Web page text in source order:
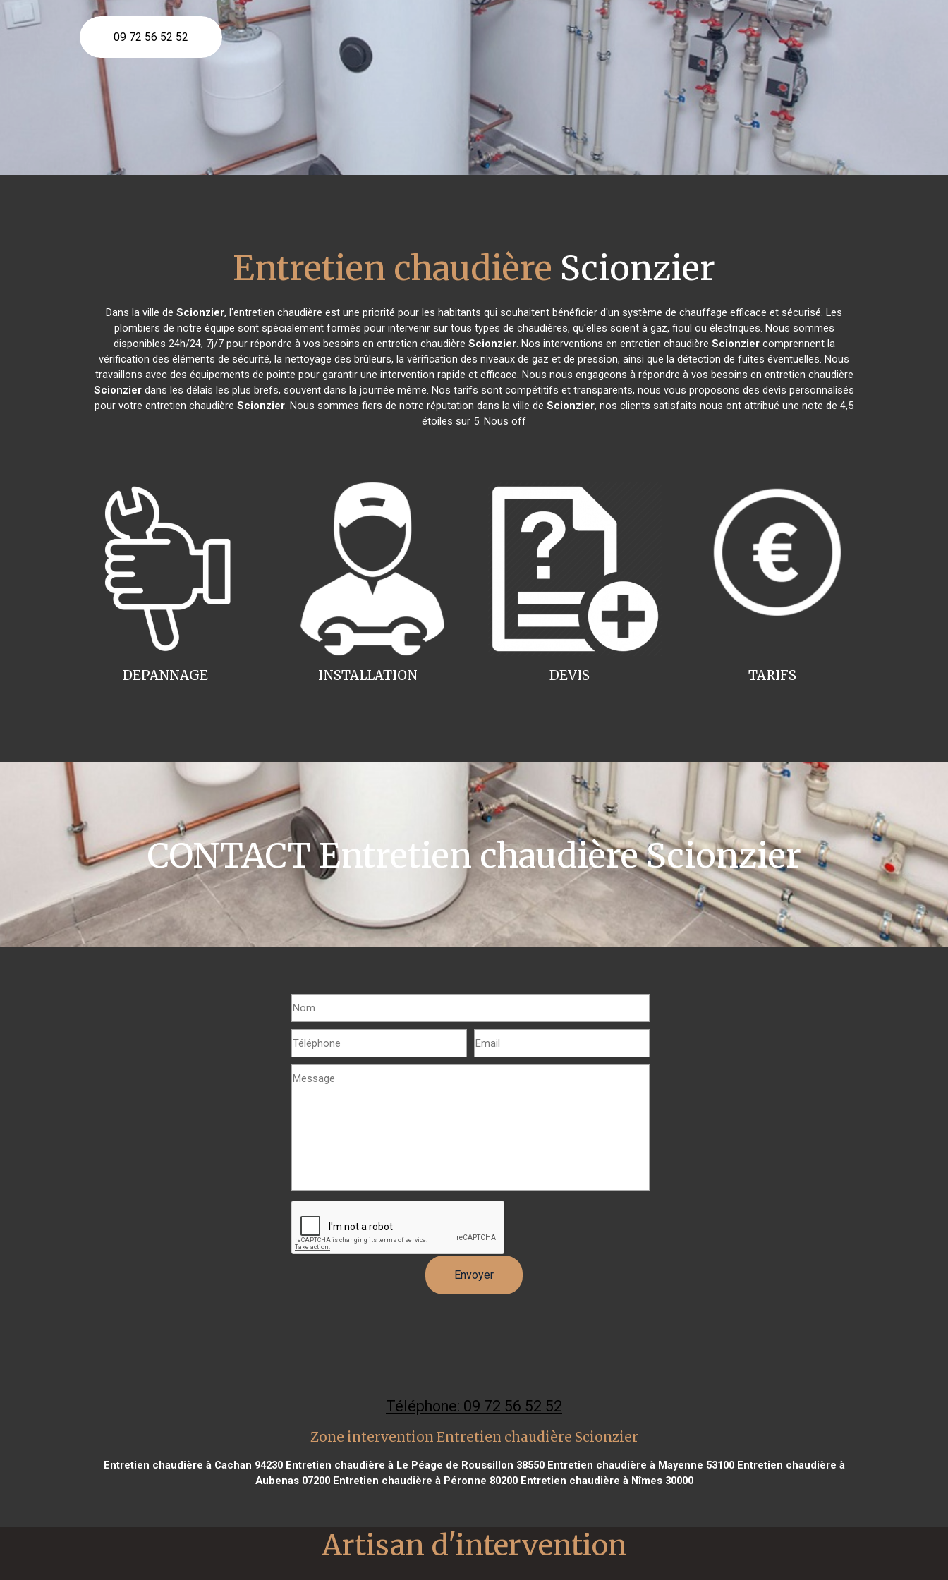
09 72 56 52 52
Entretien chaudière Scionzier
Dans la ville de Scionzier, l'entretien chaudière est une priorité pour les habitants qui souhaitent bénéficier d'un système de chauffage efficace et sécurisé. Les
plombiers de notre équipe sont spécialement formés pour intervenir sur tous types de chaudières, qu'elles soient à gaz, fioul ou électriques. Nous sommes
disponibles 24h/24, 7j/7 pour répondre à vos besoins en entretien chaudière Scionzier. Nos interventions en entretien chaudière Scionziercomprennent la
vérification des éléments de sécurité, la nettoyage des brûleurs, la vérification des niveaux de gaz et de pression, ainsi que la détection de fuites éventuelles. Nous
travaillons avec des équipements de pointe pour garantir une intervention rapide et efficace. Nous nous engageons à répondre à vos besoins en entretien chaudière
Scionzier dans les délais les plus brefs, souvent dans la journée même. Nos tarifs sont compétitifs et transparents, nous vous proposons des devis personnalisés
pour votre entretien chaudière Scionzier. Nous sommes fiers de notre réputation dans la ville de Scionzier, nos clients satisfaits nous ont attribué une note de 4,5
étoiles sur 5. Nous off
INSTALLATION
DEPANNAGE TARIFS
DEVIS
CONTACT Entretien chaudière Scionzier
Téléphone: 09 72 56 52 52
Zone intervention Entretien chaudière Scionzier
Entretien chaudière à Cachan 94230Entretien chaudière à Le Péage de Roussillon 38550Entretien chaudière à Mayenne 53100Entretien chaudière à
Aubenas 07200Entretien chaudière à Péronne 80200Entretien chaudière à Nîmes 30000
Artisan d'intervention